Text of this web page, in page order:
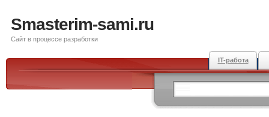
Smasterim-sami.ru
Сайт в процессе разработки
IT-работа